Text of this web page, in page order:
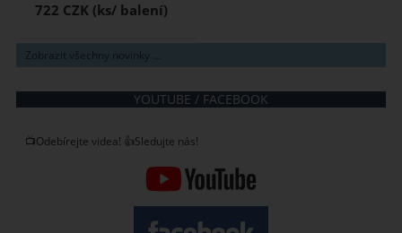
722 CZK
Zobrazit všechny novinky ...
YOUTUBE / FACEBOOK
📺Odebírejte videa! 👍Sledujte nás!